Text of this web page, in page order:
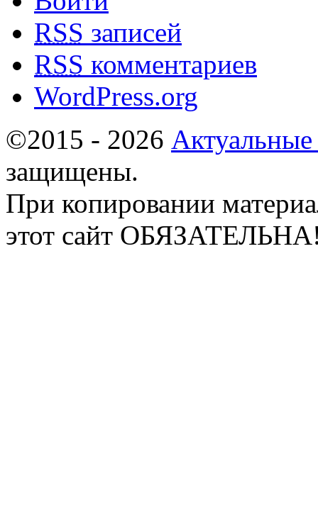
RSS записей
RSS комментариев
WordPress.org
©2015 - 2026
защищены.
При копировании
этот сайт